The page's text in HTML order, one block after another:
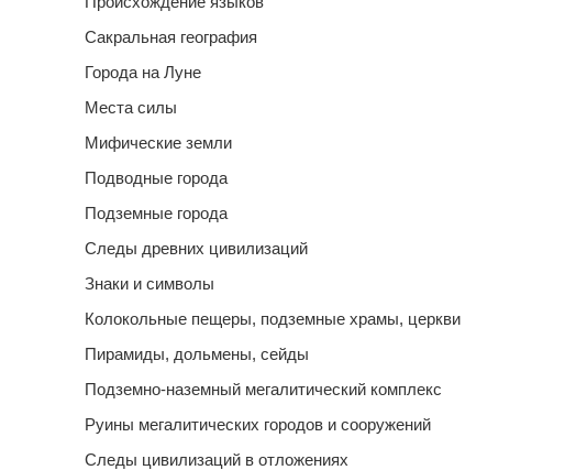
Сакральная география
Города на Луне
Места силы
Мифические земли
Подводные города
Подземные города
Следы древних цивилизаций
Знаки и символы
Колокольные пещеры, подземные храмы, церкви
Пирамиды, дольмены, сейды
Подземно-наземный мегалитический комплекс
Руины мегалитических городов и сооружений
Следы цивилизаций в отложениях